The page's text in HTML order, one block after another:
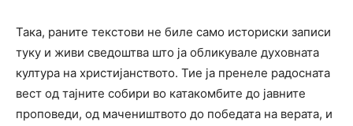
Така, раните текстови не биле само историски записи
туку и живи сведоштва што ја обликувале духовната
култура на христијанството. Тие ја пренеле радосната
вест од тајните собири во катакомбите до јавните
проповеди, од мачеништвото до победата на верата, и